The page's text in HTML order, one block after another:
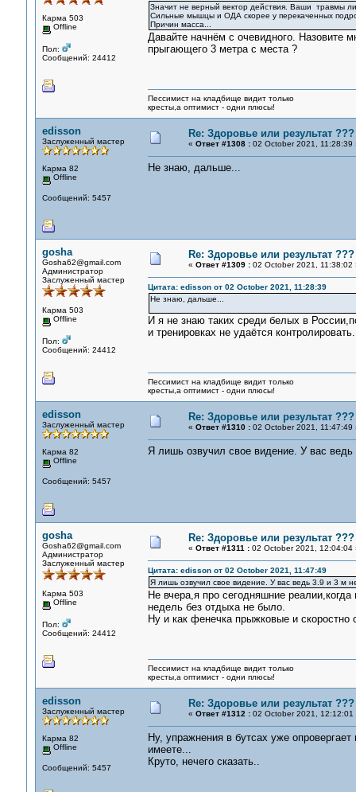
Карма 503
Offline
Пол:
Сообщений: 24412
Значит не верный вектор действия. Ваши травмы
Сильные мышцы и ОДА скорее у перекаченных
Причин масса...
Давайте начнём с очевидного. Назовите
прыгающего 3 метра с места ?
Пессимист на кладбище видит только
кресты,а оптимист - одни плюсы!
edisson
Заслуженный мастер
Карма 82
Offline
Сообщений: 5457
Re: Здоровье или результат ???
« Ответ #1308 :02 October 2021, 11:28:39
Не знаю, дальше...
gosha
Gosha62@gmail.com
Администратор
Заслуженный мастер
Карма 503
Offline
Пол:
Сообщений: 24412
Re: Здоровье или результат ???
« Ответ #1309 :02 October 2021, 11:38:02
Цитата: edisson от 02 October 2021, 11:28:39
Не знаю, дальше...
И я не знаю таких среди белых в
и тренировках не удаётся контролировать.
Пессимист на кладбище видит только
кресты,а оптимист - одни плюсы!
edisson
Заслуженный мастер
Карма 82
Offline
Сообщений: 5457
Re: Здоровье или результат ???
« Ответ #1310 :02 October 2021, 11:47:49
Я лишь озвучил свое видение. У вас
gosha
Gosha62@gmail.com
Администратор
Заслуженный мастер
Карма 503
Offline
Пол:
Сообщений: 24412
Re: Здоровье или результат ???
« Ответ #1311 :02 October 2021, 12:04:04
Цитата: edisson от 02 October 2021, 11:47:49
Я лишь озвучил свое видение. У вас ведь 3.9 и 3 м
Не вчера,я про сегодняшние
недель без отдыха не было.
Ну и как фенечка прыжковые и скоростно
Пессимист на кладбище видит только
кресты,а оптимист - одни плюсы!
edisson
Заслуженный мастер
Карма 82
Offline
Сообщений: 5457
Re: Здоровье или результат ???
« Ответ #1312 :02 October 2021, 12:12:01
Ну, упражнения в бутсах уже
имеете...
Круто, нечего сказать..